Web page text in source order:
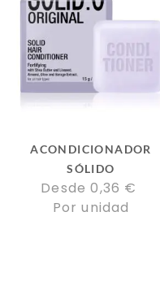
ACONDICIONADOR
SÓLIDO
Desde 0,36 €
Por unidad